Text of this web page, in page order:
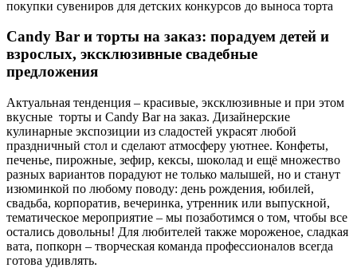
покупки сувениров для детских конкурсов до выноса торта
Candy Bar и торты на заказ: порадуем детей и
взрослых, эксклюзивные свадебные
предложения
Актуальная тенденция – красивые, эксклюзивные и при этом
вкусные торты и Candy Bar на заказ. Дизайнерские
кулинарные экспозиции из сладостей украсят любой
праздничный стол и сделают атмосферу уютнее. Конфеты,
печенье, пирожные, зефир, кексы, шоколад и ещё множество
разных вариантов порадуют не только малышей, но и станут
изюминкой по любому поводу: день рождения, юбилей,
свадьба, корпоратив, вечеринка, утренник или выпускной,
тематическое мероприятие – мы позаботимся о том, чтобы все
остались довольны! Для любителей также мороженое, сладкая
вата, попкорн – творческая команда профессионалов всегда
готова удивлять.